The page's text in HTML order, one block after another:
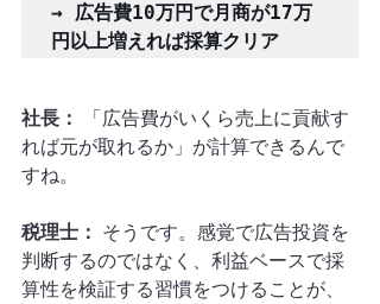
→ 広告費10万円で月商が17万
社長：
「広告費がいくら売上に貢献す
れば元が取れるか」が計算できるんで
すね。
税理士： そうです。感覚で広告投資を
判断するのではなく、利益ベースで採
算性を検証する習慣をつけることが、